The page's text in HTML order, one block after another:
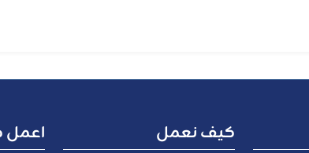
اعمل كيف نعمل